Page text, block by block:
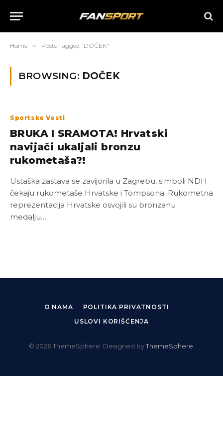
Home » Posts Tagged "DOČEK"
BROWSING: DOČEK
Sportske Vesti
BRUKA I SRAMOTA! Hrvatski
navijači ukaljali bronzu
rukometaša?!
Ustaška zastava se zavijorila u Zagrebu, simboli NDH
čekaju rukometaše Hrvatske i Tompsona. Rukometna
reprezentacija Hrvatske osvojili su bronzanu
medalju…
O NAMA
POLITIKA PRIVATNOSTI
USLOVI KORIŠĆENJA
© 2026 ThemeSphere. Designed byThemeSphere